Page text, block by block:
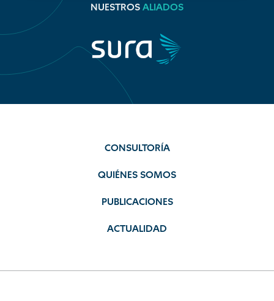
NUESTROS ALIADOS
CONSULTORÍA
QUIÉNES SOMOS
PUBLICACIONES
ACTUALIDAD